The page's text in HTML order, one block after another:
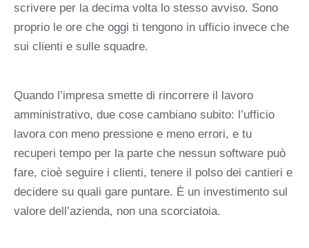
scrivere per la decima volta lo stesso avviso. Sono
proprio le ore che oggi ti tengono in ufficio invece che
sui clienti e sulle squadre.
Quando l’impresa smette di rincorrere il lavoro
amministrativo, due cose cambiano subito: l’ufficio
lavora con meno pressione e meno errori, e tu
recuperi tempo per la parte che nessun software può
fare, cioè seguire i clienti, tenere il polso dei cantieri e
decidere su quali gare puntare. È un investimento sul
valore dell’azienda, non una scorciatoia.